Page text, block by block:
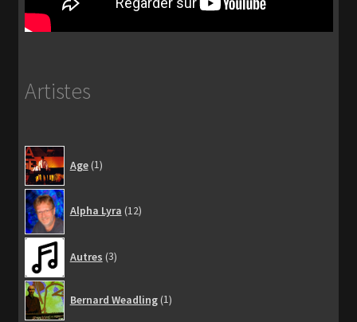
Artistes
Age 1produit
Alpha Lyra 12produits
Autres 3produits
Bernard Weadling 1produit